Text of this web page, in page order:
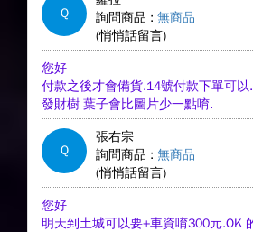
Q 詢問商品 : 無商品
(悄悄話留言)
您好
付款之後才會備貨.14號付款下單可以
發財樹 葉子會比圖片少一點唷.
Q
張右宗
詢問商品 : 無商品
(悄悄話留言)
您好
明天到土城可以要+車資唷300元.OK